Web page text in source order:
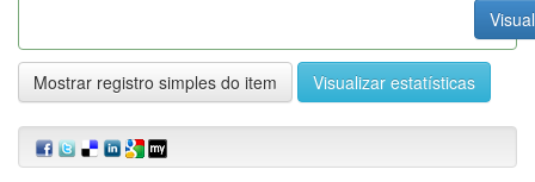
Mostrar registro simples do item Visualizar estatísticas